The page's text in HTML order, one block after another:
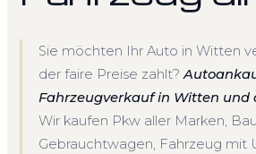
Sie möchten Ihr Auto in Witten
der faire Preise zahlt?
Fahrzeugverkauf in Witten und
Wir kaufen Pkw aller Marken,
Gebrauchtwagen, Fahrzeug mit